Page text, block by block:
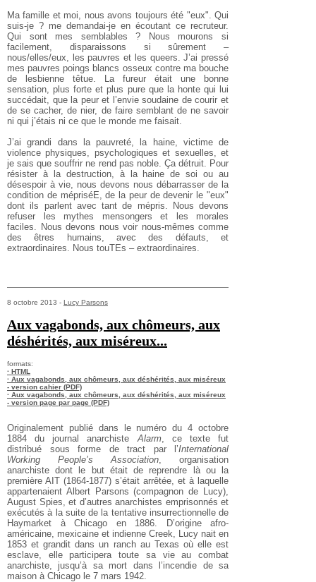
Ma famille et moi, nous avons toujours été "eux". Qui
suis-je ? me demandai-je en écoutant ce recruteur.
Qui sont mes semblables ? Nous mourons si
facilement, disparaissons si sûrement –
nous/elles/eux, les pauvres et les queers. J’ai pressé
mes pauvres poings blancs osseux contre ma bouche
de lesbienne têtue. La fureur était une bonne
sensation, plus forte et plus pure que la honte qui lui
succédait, que la peur et l’envie soudaine de courir et
de se cacher, de nier, de faire semblant de ne savoir
ni qui j’étais ni ce que le monde me faisait.
J’ai grandi dans la pauvreté, la haine, victime de
violence physiques, psychologiques et sexuelles, et
je sais que souffrir ne rend pas noble. Ça détruit. Pour
résister à la destruction, à la haine de soi ou au
désespoir à vie, nous devons nous débarrasser de la
condition de mépriséE, de la peur de devenir le "eux"
dont ils parlent avec tant de mépris. Nous devons
refuser les mythes mensongers et les morales
faciles. Nous devons nous voir nous-mêmes comme
des êtres humains, avec des défauts, et
extraordinaires. Nous touTEs – extraordinaires.
8 octobre 2013 - Lucy Parsons
Aux vagabonds, aux chômeurs, aux
déshérités, aux miséreux...
formats:
· HTML
· Aux vagabonds, aux chômeurs, aux déshérités, aux miséreux
- version cahier (PDF)
· Aux vagabonds, aux chômeurs, aux déshérités, aux miséreux
- version page par page (PDF)
Originalement publié dans le numéro du 4 octobre
1884 du journal anarchisteAlarm, ce texte fut
distribué sous forme de tract par l’International
Working People’s Association, organisation
anarchiste dont le but était de reprendre là ou la
première AIT (1864-1877) s’était arrêtée, et à laquelle
appartenaient Albert Parsons (compagnon de Lucy),
August Spies, et d’autres anarchistes emprisonnés et
exécutés à la suite de la tentative insurrectionnelle de
Haymarket à Chicago en 1886. D’origine afro-
américaine, mexicaine et indienne Creek, Lucy nait en
1853 et grandit dans un ranch au Texas où elle est
esclave, elle participera toute sa vie au combat
anarchiste, jusqu’à sa mort dans l’incendie de sa
maison à Chicago le 7 mars 1942.